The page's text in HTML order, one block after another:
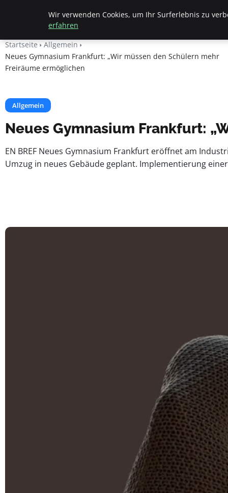
Beyond Surface
Startseite
Allgemein
Neues Gymnasium Frankfurt: „Wir müssen den Schülern mehr
Freiräume ermöglichen
Allgemein
Neues Gymnasium Frankfurt:
EN BREF Neues Gymnasium Frankfurt eröffnet am
Umzug in neues Gebäude geplant. Implementierung
Wir verwenden Cookies, um Ihr Surferlebnis zu
erfahren